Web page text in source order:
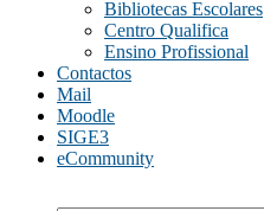
Bibliotecas Escolares
Centro Qualifica
Ensino Profissional
Contactos
Mail
Moodle
SIGE3
eCommunity